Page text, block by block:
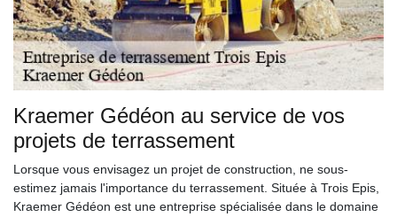
Kraemer Gédéon au service de vos
projets de terrassement
Lorsque vous envisagez un projet de construction, ne sous-
estimez jamais l'importance du terrassement. Située à Trois Epis,
Kraemer Gédéon est une entreprise spécialisée dans le domaine